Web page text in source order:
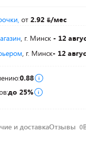
от 2.92
/мес
, г. Минск - 12
, г. Минск- 12
0.88
до 25%
и доставкаОтзывы 0